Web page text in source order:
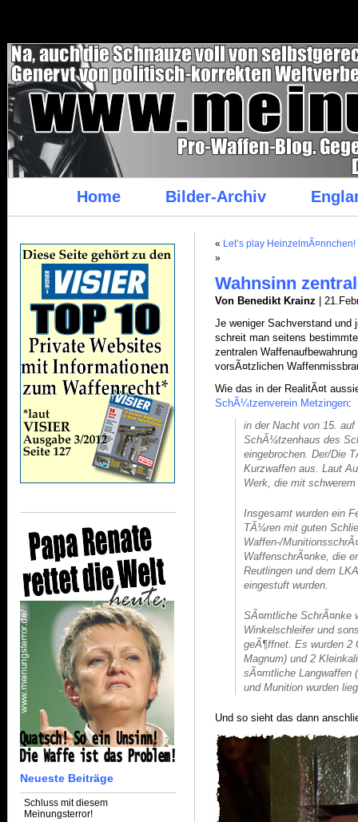
Home Bilder-Archiv
Neueste Beiträge
Schluss mit diesem
Meinungsterror!
« Let’s play HeinzelmÃ¤nnchen!
»
Wahnsinn
Von Benedikt Krainz |
Je weniger Sachverstand und
schreit man seitens
zentralen
vorsÃ¤tzlichen
Wie das in der RealitÃ¤t
SchÃ¼tzenverein Metzingen:
in der Nacht von 15.
SchÃ¼tzenhaus des
eingebrochen. Der/Die
Kurzwaffen aus. Laut
Werk, die mit
Insgesamt wurden ein
TÃ¼ren mit guten
Waffen-/
WaffenschrÃ¤nke, die
Reutlingen und dem
eingestuft wurden.
SÃ¤mtliche SchrÃ¤nke
Winkelschleifer und
geÃ¶ffnet. Es wurden 2
Magnum) und 2
sÃ¤mtliche Langwaffen
und Munition wurden
Und so sieht das dann